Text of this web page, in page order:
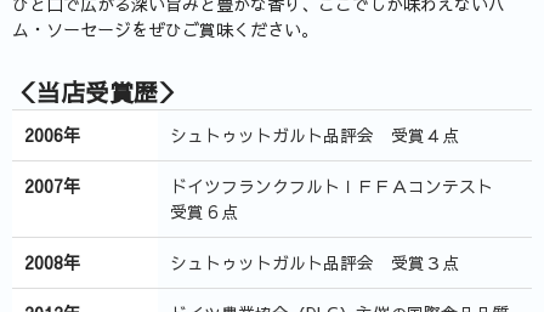
ム・ソーセージをぜひご賞味ください。
＜当店受賞歴＞
2006年 シュトゥットガルト品評会 受賞４点
2007年
ドイツフランクフルトＩＦＦＡコンテスト
受賞６点
2008年 シュトゥットガルト品評会 受賞３点